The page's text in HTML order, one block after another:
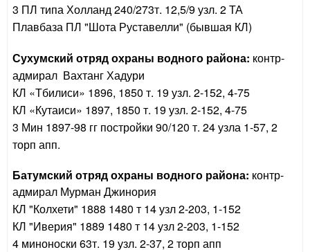
3 ПЛ типа Холланд 240/273т. 12,5/9 узл. 2 ТА
Плавбаза ПЛ "Шота Руставелли" (бывшая КЛ)
Сухумский отряд охраны водного района: контр-
адмирал Вахтанг Хадури
КЛ «Тбилиси» 1896, 1850 т. 19 узл. 2-152, 4-75
КЛ «Кутаиси» 1897, 1850 т. 19 узл. 2-152, 4-75
3 Мин 1897-98 гг постройки 90/120 т. 24 узла 1-57, 2
торп апп.
Батумский отряд охраны водного района: контр-
адмирал Мурман Джинория
КЛ "Колхети" 1888 1480 т 14 узл 2-203, 1-152
КЛ "Иверия" 1889 1480 т 14 узл 2-203, 1-152
4 миноноски 63т. 19 узл. 2-37, 2 торп апп